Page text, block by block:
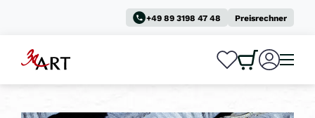
+49 89 3198 47 48 Preisrechner
0